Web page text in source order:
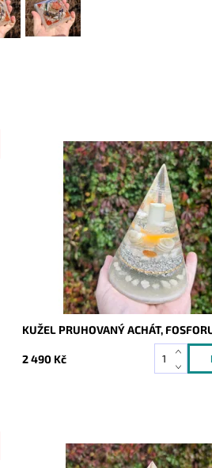
Dostupnost:
Skladem
9960
KUŽEL PRUHOVANÝ ACHÁT,
2 490 Kč